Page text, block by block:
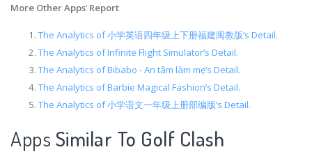
More Other Apps’ Report
The Analytics of 小学英语四年级上下册福建闽教版’s Detail.
The Analytics of Infinite Flight Simulator’s Detail.
The Analytics of Bibabo - An tâm làm mẹ’s Detail.
The Analytics of Barbie Magical Fashion’s Detail.
The Analytics of 小学语文一年级上册部编版’s Detail.
Apps Similar To Golf Clash